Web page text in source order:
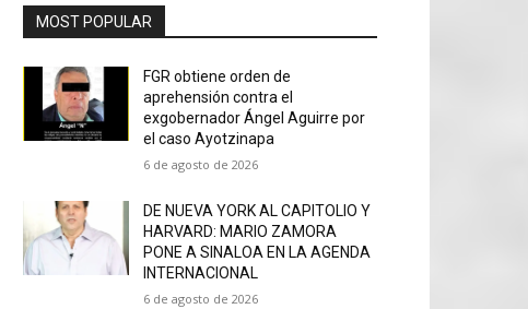
MOST POPULAR
FGR obtiene orden de
aprehensión contra el
exgobernador Ángel Aguirre por
el caso Ayotzinapa
6 de agosto de 2026
DE NUEVA YORK AL CAPITOLIO Y
HARVARD: MARIO ZAMORA
PONE A SINALOA EN LA AGENDA
INTERNACIONAL
6 de agosto de 2026